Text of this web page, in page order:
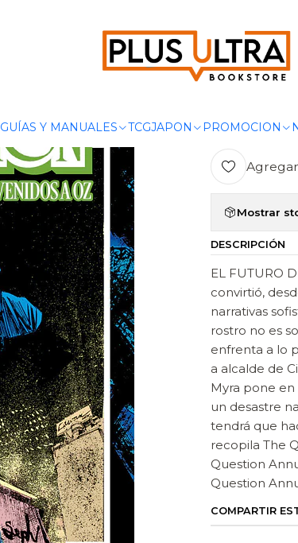
GUÍAS Y MANUALES TCGJAPON PROMOCION
|
Cantidad
Mostrar
DESCRIPCIÓN
EL FUTURO
convirtió,
narrativas
rostro no es
enfrenta a lo
a alcalde de
Myra pone en
un desastre
tendrá que
recopila The
Question
Question
COMPARTIR